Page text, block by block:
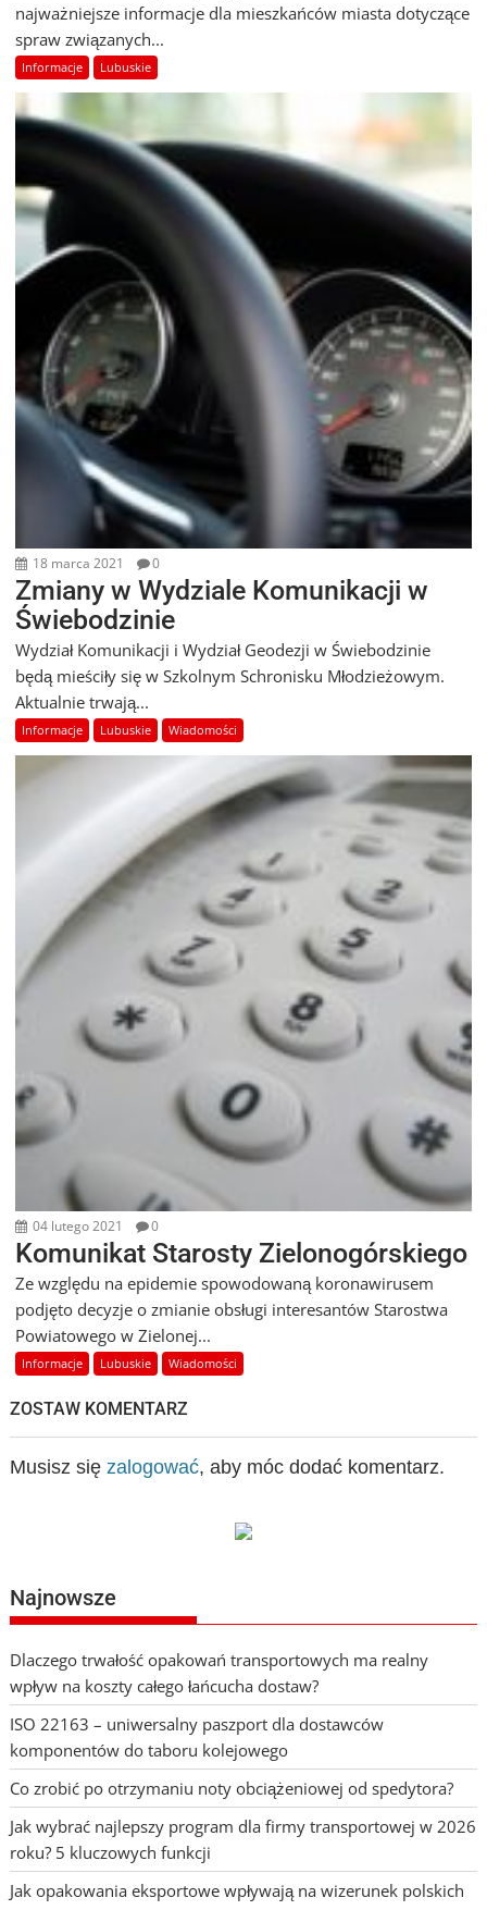
najważniejsze informacje dla mieszkańców miasta dotyczące
spraw związanych...
Informacje Lubuskie
18 marca 2021 0
Zmiany w Wydziale Komunikacji w
Świebodzinie
Wydział Komunikacji i Wydział Geodezji w Świebodzinie
będą mieściły się w Szkolnym Schronisku Młodzieżowym.
Aktualnie trwają...
Informacje Lubuskie Wiadomości
04 lutego 2021 0
Komunikat Starosty Zielonogórskiego
Ze względu na epidemie spowodowaną koronawirusem
podjęto decyzje o zmianie obsługi interesantów Starostwa
Powiatowego w Zielonej...
Informacje Lubuskie Wiadomości
ZOSTAW KOMENTARZ
Musisz sięzalogować, aby móc dodać komentarz.
Najnowsze
Dlaczego trwałość opakowań transportowych ma realny
wpływ na koszty całego łańcucha dostaw?
ISO 22163 – uniwersalny paszport dla dostawców
komponentów do taboru kolejowego
Co zrobić po otrzymaniu noty obciążeniowej od spedytora?
Jak wybrać najlepszy program dla firmy transportowej w 2026
roku? 5 kluczowych funkcji
Jak opakowania eksportowe wpływają na wizerunek polskich